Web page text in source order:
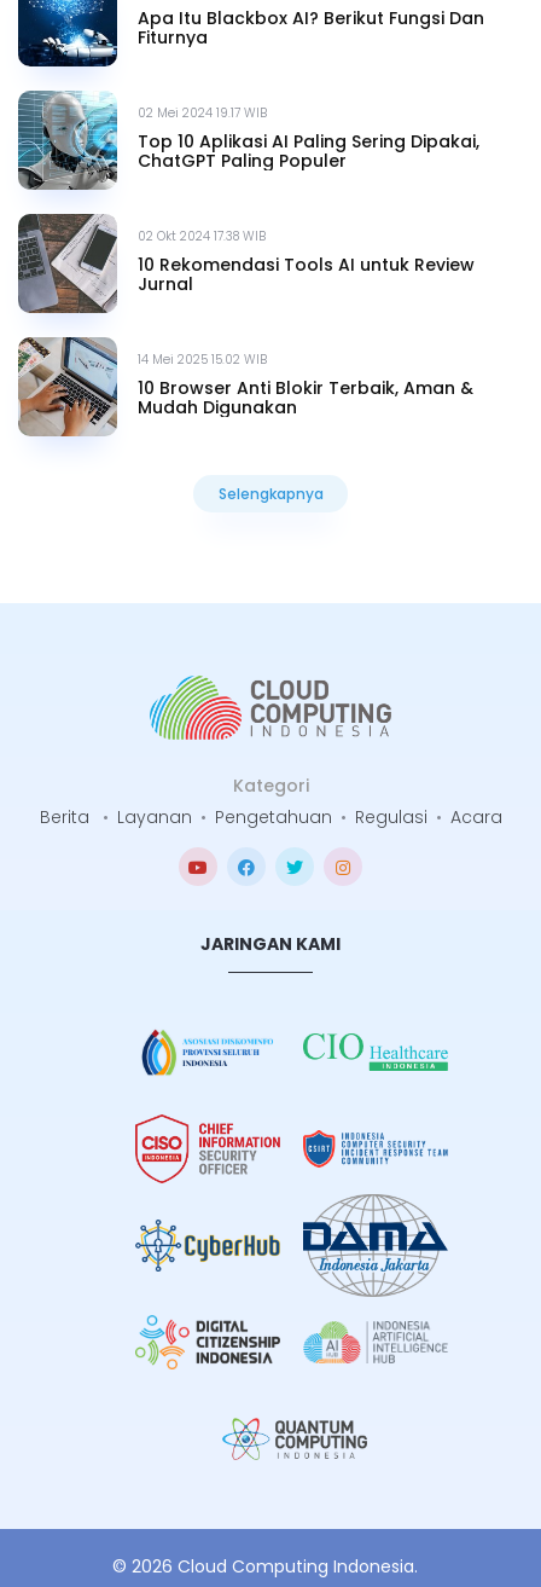
Apa Itu Blackbox AI? Berikut Fungsi Dan
Fiturnya
02 Mei 2024 19.17 WIB
Top 10 Aplikasi AI Paling Sering Dipakai,
ChatGPT Paling Populer
02 Okt 2024 17.38 WIB
10 Rekomendasi Tools AI untuk Review
Jurnal
14 Mei 2025 15.02 WIB
10 Browser Anti Blokir Terbaik, Aman &
Mudah Digunakan
Selengkapnya
Kategori
Berita
• Layanan • Pengetahuan • Regulasi • Acara
JARINGAN KAMI
© 2026 Cloud Computing Indonesia.